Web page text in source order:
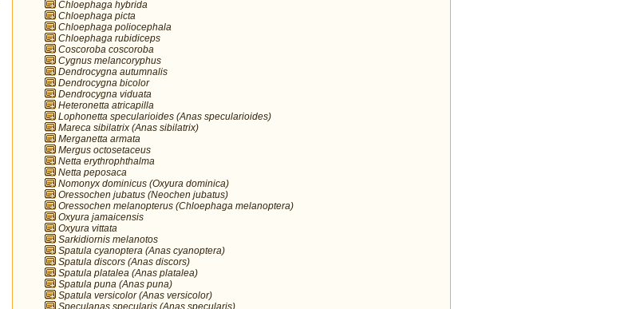
Chloephaga hybrida
Chloephaga picta
Chloephaga poliocephala
Chloephaga rubidiceps
Coscoroba coscoroba
Cygnus melancoryphus
Dendrocygna autumnalis
Dendrocygna bicolor
Dendrocygna viduata
Heteronetta atricapilla
Lophonetta specularioides (Anas specularioides)
Mareca sibilatrix (Anas sibilatrix)
Merganetta armata
Mergus octosetaceus
Netta erythrophthalma
Netta peposaca
Nomonyx dominicus (Oxyura dominica)
Oressochen jubatus (Neochen jubatus)
Oressochen melanopterus (Chloephaga melanoptera)
Oxyura jamaicensis
Oxyura vittata
Sarkidiornis melanotos
Spatula cyanoptera (Anas cyanoptera)
Spatula discors (Anas discors)
Spatula platalea (Anas platalea)
Spatula puna (Anas puna)
Spatula versicolor (Anas versicolor)
Speculanas specularis (Anas specularis)